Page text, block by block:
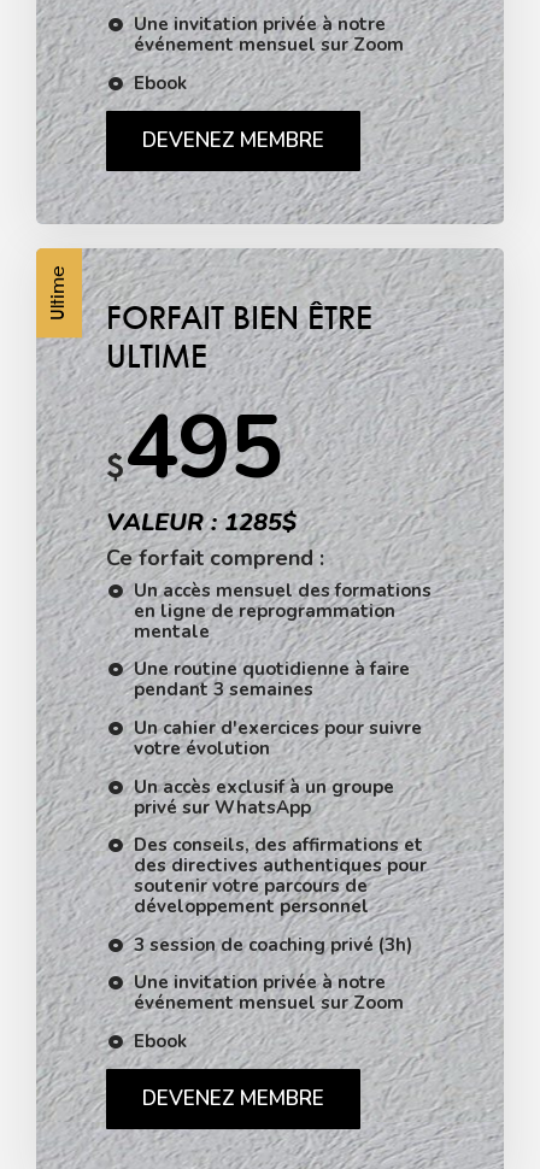
Une invitation privée à notre
événement mensuel sur Zoom
Ebook
DEVENEZ MEMBRE
Ultime
FORFAIT BIEN ÊTRE
ULTIME
$495
VALEUR : 1285$
Ce forfait comprend :
Un accès mensuel des formations
en ligne de reprogrammation
mentale
Une routine quotidienne à faire
pendant 3 semaines
Un cahier d'exercices pour suivre
votre évolution
Un accès exclusif à un groupe
privé sur WhatsApp
Des conseils, des affirmations et
des directives authentiques pour
soutenir votre parcours de
développement personnel
3 session de coaching privé (3h)
Une invitation privée à notre
événement mensuel sur Zoom
Ebook
DEVENEZ MEMBRE